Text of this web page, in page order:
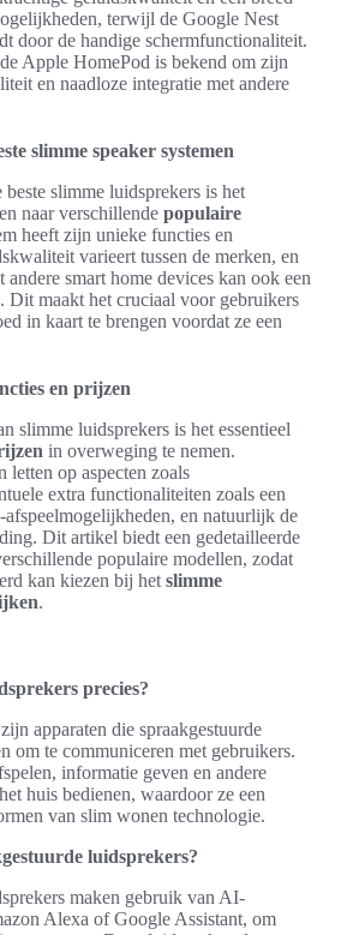
terwijl de Google Nest
door de handige schermfunctionaliteit.
Apple HomePod is bekend om zijn
en naadloze integratie met andere
slimme speaker systemen
slimme luidsprekers is het
naar verschillende populaire
heeft zijn unieke functies en
varieert tussen de merken, en
smart home devices kan ook een
Dit maakt het cruciaal voor gebruikers
in kaart te brengen voordat ze een
en prijzen
slimme luidsprekers is het essentieel
in overweging te nemen.
letten op aspecten zoals
extra functionaliteiten zoals een
en natuurlijk de
Dit artikel biedt een gedetailleerde
populaire modellen, zodat
kan kiezen bij het slimme
.
precies?
apparaten die spraakgestuurde
om te communiceren met gebruikers.
informatie geven en andere
huis bedienen, waardoor ze een
van slim wonen technologie.
luidsprekers?
maken gebruik van AI-
Alexa of Google Assistant, om